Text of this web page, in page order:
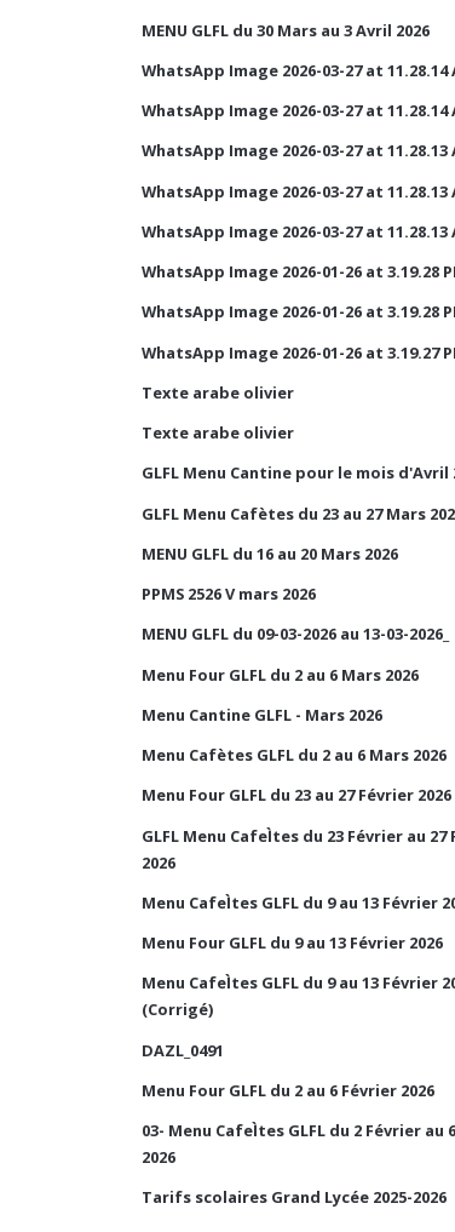
MENU GLFL du 30 Mars au 3 Avril 2026
WhatsApp Image 2026-03-27 at 11.28.14
WhatsApp Image 2026-03-27 at 11.28.14
WhatsApp Image 2026-03-27 at 11.28.13
WhatsApp Image 2026-03-27 at 11.28.13
WhatsApp Image 2026-03-27 at 11.28.13
WhatsApp Image 2026-01-26 at 3.19.28
WhatsApp Image 2026-01-26 at 3.19.28
WhatsApp Image 2026-01-26 at 3.19.27
Texte arabe olivier
Texte arabe olivier
GLFL Menu Cantine pour le mois d'Avril
GLFL Menu Cafètes du 23 au 27 Mars
MENU GLFL du 16 au 20 Mars 2026
PPMS 2526 V mars 2026
MENU GLFL du 09-03-2026 au 13-03-2026_
Menu Four GLFL du 2 au 6 Mars 2026
Menu Cantine GLFL - Mars 2026
Menu Cafètes GLFL du 2 au 6 Mars 2026
Menu Four GLFL du 23 au 27 Février 2026
GLFL Menu CafeÌtes du 23 Février au 27
2026
Menu CafeÌtes GLFL du 9 au 13 Février
Menu Four GLFL du 9 au 13 Février 2026
Menu CafeÌtes GLFL du 9 au 13 Février
(Corrigé)
DAZL_0491
Menu Four GLFL du 2 au 6 Février 2026
03- Menu CafeÌtes GLFL du 2 Février au
2026
Tarifs scolaires Grand Lycée 2025-2026